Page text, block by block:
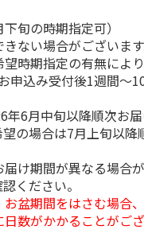
＜お中元＞越後へぎ
そば４人前
旬の時期指定可）
ない場合がございます
時期指定の有無によ
申込み受付後1週間～
6月中旬以降順次お
の場合は7月上旬以降
け期間が異なる場合
ください。
盆期間をはさむ場合
数がかかることがご